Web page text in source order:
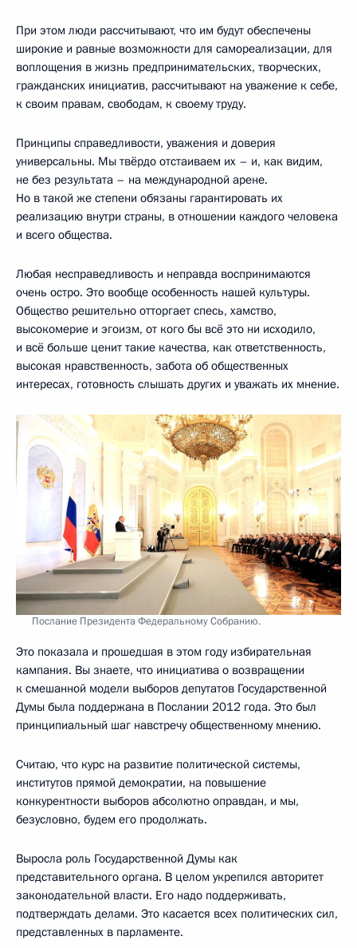
При этом люди рассчитывают, что им будут обеспечены
широкие и равные возможности для самореализации, для
воплощения в жизнь предпринимательских, творческих,
гражданских инициатив, рассчитывают на уважение к себе,
к своим правам, свободам, к своему труду.
Принципы справедливости, уважения и доверия
универсальны. Мы твёрдо отстаиваем их – и, как видим,
не без результата – на международной арене.
Но в такой же степени обязаны гарантировать их
реализацию внутри страны, в отношении каждого человека
и всего общества.
Любая несправедливость и неправда воспринимаются
очень остро. Это вообще особенность нашей культуры.
Общество решительно отторгает спесь, хамство,
высокомерие и эгоизм, от кого бы всё это ни исходило,
и всё больше ценит такие качества, как ответственность,
высокая нравственность, забота об общественных
интересах, готовность слышать других и уважать их мнение.
Послание Президента Федеральному Собранию.
Это показала и прошедшая в этом году избирательная
кампания. Вы знаете, что инициатива о возвращении
к смешанной модели выборов депутатов Государственной
Думы была поддержана в Послании 2012 года. Это был
принципиальный шаг навстречу общественному мнению.
Считаю, что курс на развитие политической системы,
институтов прямой демократии, на повышение
конкурентности выборов абсолютно оправдан, и мы,
безусловно, будем его продолжать.
Выросла роль Государственной Думы как
представительного органа. В целом укрепился авторитет
законодательной власти. Его надо поддерживать,
подтверждать делами. Это касается всех политических сил,
представленных в парламенте.